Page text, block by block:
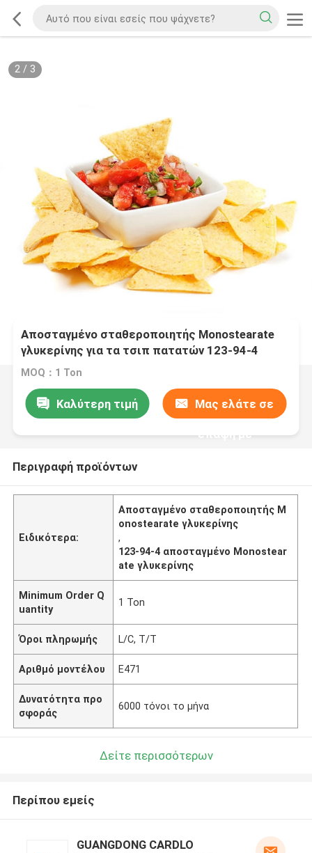
2/ 3
Αποσταγμένο σταθεροποιητής Monostearate
γλυκερίνης για τα τσιπ πατατών 123-94-4
MOQ：1 Ton
Καλύτερη τιμή Μας ελάτε σε
επαφή με
Περιγραφή προϊόντων
Ειδικότερα:
Αποσταγμένο σταθεροποιητής M
onostearate γλυκερίνης
,
123-94-4 αποσταγμένο Monostear
ate γλυκερίνης
Minimum Order Q
uantity
1 Ton
Όροι πληρωμής L/C, T/T
Αριθμό μοντέλου E471
Δυνατότητα προ
σφοράς
6000 τόνοι το μήνα
Δείτε περισσότερων
Περίπου εμείς
GUANGDONG CARDLO